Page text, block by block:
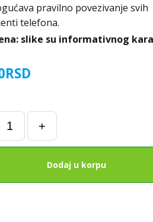
RSD
pravilno povezivanje svih
telefona.
slike su informativnog
Flet
+
Dodaj u korpu